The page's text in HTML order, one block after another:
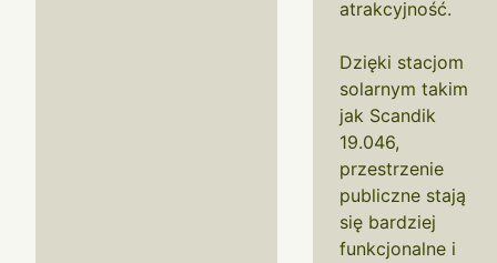
atrakcyjność.
Dzięki stacjom
solarnym takim
jak Scandik
19.046,
przestrzenie
publiczne stają
się bardziej
funkcjonalne i